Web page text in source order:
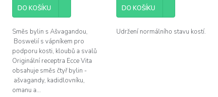
DO KOŠÍKU
Směs bylin s Ašvagandou,
Boswelií s vápníkem pro
podporu kosti, kloubů a svalů
Originální receptra Ecce Vita
obsahuje směs čtyř bylin -
ašvagandy, kadidlovníku,
omanu a...
DO KOŠÍKU
Udržení normálního stavu kostí.